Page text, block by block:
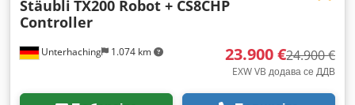
Unterhaching 1.074 km
Stäubli TX200 Robot + CS8CHP
Controller
23.900 €24.900 €
EXW VB додава се ДДВ